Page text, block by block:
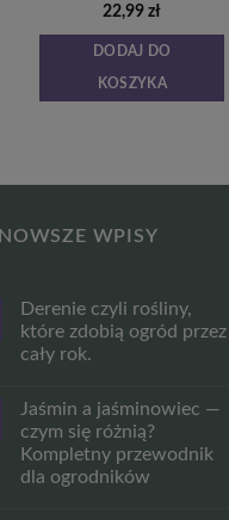
22,99zł
DODAJ DO
KOSZYKA
WPISY
Derenie czyli rośliny,
które zdobią ogród przez
cały rok.
do
Derenie
czyli
rośliny,
które
zdobią
Jaśmin a jaśminowiec —
czym się różnią?
Kompletny przewodnik
dla ogrodników